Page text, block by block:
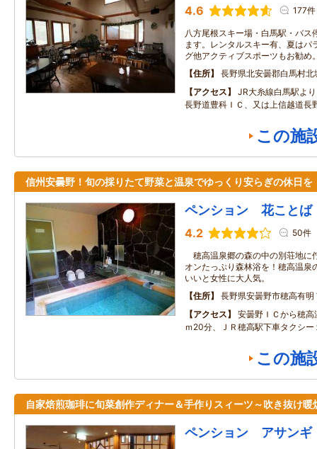
4.6 177件
八方尾根スキー場・白馬駅・バス
ます。レンタルスキー有、夏はパ
グ他アクティブスポーツもお勧め
住所
長野県北安曇郡白馬村北
アクセス
JR大糸線白馬駅よ
長野道豊科ＩＣ、又は上信越道長
この施
信州安曇野！旬の採りたて野菜と温泉でゆっくり安らぎの休日を
ペンション 花ことば
4.2 50件
穂高温泉郷の森の中の別荘地に
オンたっぷり森林浴を！穂高温泉
いいと女性に大人気。
住所
長野県安曇野市穂高有明
アクセス
安曇野ＩＣから穂
ｍ20分、ＪＲ穂高駅下車タクシー
この施
自家焙煎珈琲に旬菜創作ディナー＆手作りスィーツ～吹き抜け暖
ペンション アサンギ